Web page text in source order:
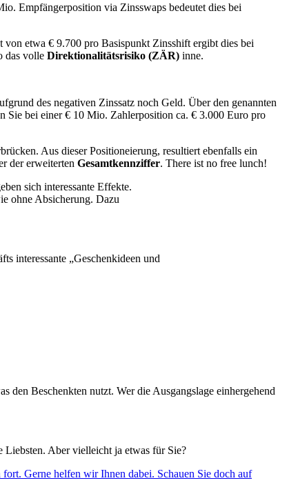
Empfängerposition via Zinsswaps bedeutet dies bei
etwa € 9.700 pro Basispunkt Zinsshift ergibt dies bei
das volle Direktionalitätsrisiko (ZÄR) inne.
des negativen Zinssatz noch Geld. Über den genannten
Sie bei einer € 10 Mio. Zahlerposition ca. € 3.000 Euro pro
Aus dieser Positioneierung, resultiert ebenfalls ein
der erweiterten Gesamtkennziffer. There ist no free lunch!
sich interessante Effekte.
ohne Absicherung. Dazu
interessante „Geschenkideen und
den Beschenkten nutzt. Wer die Ausgangslage einhergehend
Aber vielleicht ja etwas für Sie?
Gerne helfen wir Ihnen dabei. Schauen Sie doch auf